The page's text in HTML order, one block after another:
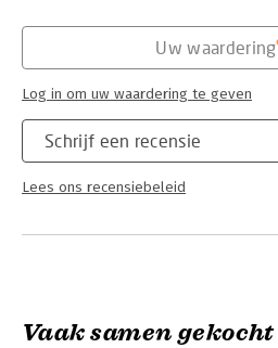
Schrijf een recensie
Lees ons recensiebeleid
Uw waardering
Log in om uw waardering te geven
Vaak samen gekocht